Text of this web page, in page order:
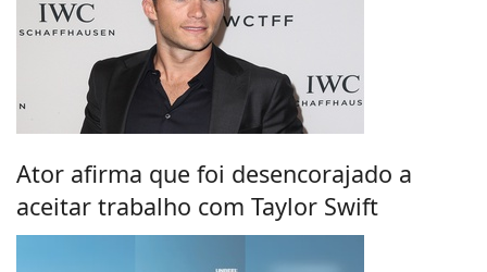
Ator afirma que foi desencorajado a
aceitar trabalho com Taylor Swift